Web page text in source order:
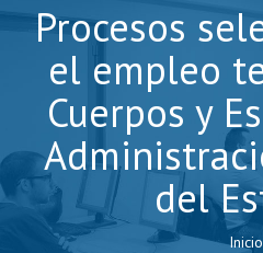
Procesos
el empleo
Cuerpos y
del
Inicio